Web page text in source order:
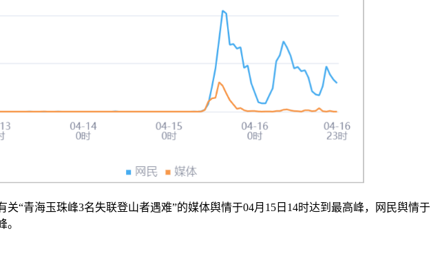
关“青海玉珠峰3名失联登山者遇难”的媒体舆情于04月15日14时达到最高峰，网民舆情于
。